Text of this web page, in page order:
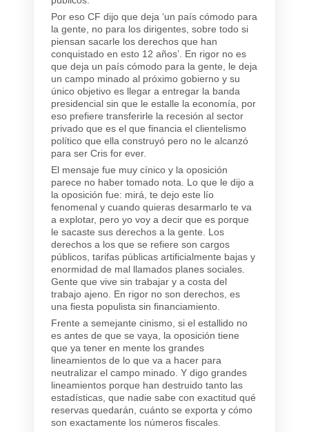
Por eso CF dijo que deja ‘un país cómodo para
la gente, no para los dirigentes, sobre todo si
piensan sacarle los derechos que han
conquistado en esto 12 años’ . En rigor no es
que deja un país cómodo para la gente, le deja
un campo minado al próximo gobierno y su
único objetivo es llegar a entregar la banda
presidencial sin que le estalle la economía, por
eso prefiere transferirle la recesión al sector
privado que es el que financia el clientelismo
político que ella construyó pero no le alcanzó
para ser Cris for ever.
El mensaje fue muy cínico y la oposición
parece no haber tomado nota. Lo que le dijo a
la oposición fue: mirá, te dejo este lío
fenomenal y cuando quieras desarmarlo te va
a explotar, pero yo voy a decir que es porque
le sacaste sus derechos a la gente. Los
derechos a los que se refiere son cargos
públicos, tarifas públicas artificialmente bajas y
enormidad de mal llamados planes sociales.
Gente que vive sin trabajar y a costa del
trabajo ajeno. En rigor no son derechos, es
una fiesta populista sin financiamiento.
Frente a semejante cinismo, si el estallido no
es antes de que se vaya, la oposición tiene
que ya tener en mente los grandes
lineamientos de lo que va a hacer para
neutralizar el campo minado. Y digo grandes
lineamientos porque han destruido tanto las
estadísticas, que nadie sabe con exactitud qué
reservas quedarán, cuánto se exporta y cómo
son exactamente los números fiscales.